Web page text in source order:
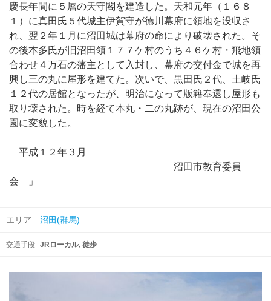
慶長年間に５層の天守閣を建造した。天和元年（１６８
１）に真田氏５代城主伊賀守が徳川幕府に領地を没収さ
れ、翌２年１月に沼田城は幕府の命により破壊された。そ
の後本多氏が旧沼田領１７７ケ村のうち４６ケ村・飛地領
合わせ４万石の藩主として入封し、幕府の交付金で城を再
興し三の丸に屋形を建てた。次いで、黒田氏２代、土岐氏
１２代の居館となったが、明治になって版籍奉還し屋形も
取り壊された。時を経て本丸・二の丸跡が、現在の沼田公
園に変貌した。
平成１２年３月
沼田市教育委員
会 」
エリア 沼田(群馬)
交通手段 JRローカル 徒歩